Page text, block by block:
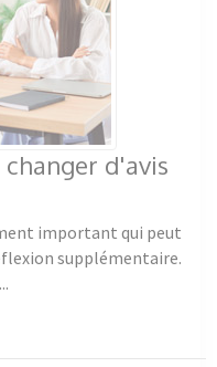
d'avis
important qui peut
supplémentaire.